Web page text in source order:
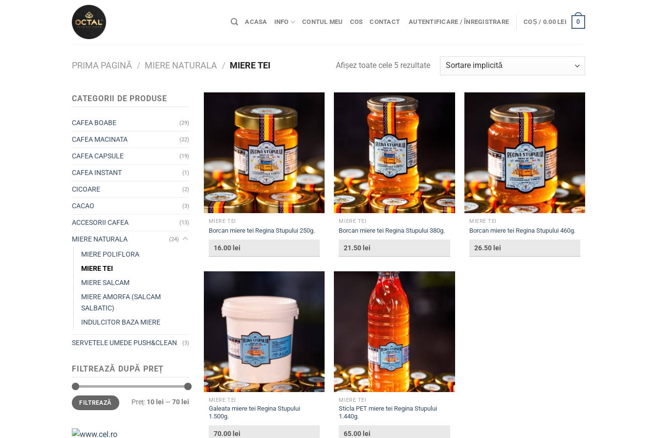
ACASA INFO CONTUL MEU COS CONTACT AUTENTIFICARE / ÎNREGISTRARE COȘ / 0.00 LEI 0
PRIMA PAGINĂ / MIERE NATURALA / MIERE TEI Afișez toate cele 5 rezultate
CATEGORII DE PRODUSE
CAFEA BOABE (29)
CAFEA MACINATA (22)
CAFEA CAPSULE (19)
CAFEA INSTANT (1)
CICOARE (2)
CACAO (3)
ACCESORII CAFEA (13)
MIERE NATURALA (24)
MIERE POLIFLORA
MIERE TEI
MIERE SALCAM
MIERE AMORFA (SALCAM
SALBATIC)
INDULCITOR BAZA MIERE
SERVETELE UMEDE PUSH&CLEAN (3)
FILTREAZĂ DUPĂ PREȚ
Preț
minim
Preț
maxim
FILTREAZĂ Preț: 10 lei — 70 lei
MIERE TEI
Borcan miere tei Regina Stupului 250g.
16.00 lei
MIERE TEI
Borcan miere tei Regina Stupului 380g.
21.50 lei
MIERE TEI
Borcan miere tei Regina Stupului 460g.
26.50 lei
MIERE TEI
Galeata miere tei Regina Stupului
1.500g.
70.00 lei
MIERE TEI
Sticla PET miere tei Regina Stupului
1.440g.
65.00 lei